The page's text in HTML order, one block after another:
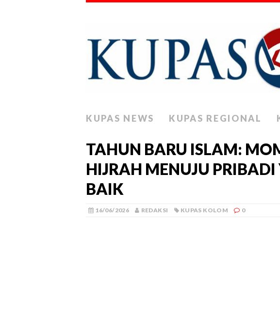
KUPAS NEWS KUPAS REGIONAL
TAHUN BARU ISLAM:
HIJRAH MENUJU PRIBADI
BAIK
16/06/2026 REDAKSI KUPAS KOLOM 0